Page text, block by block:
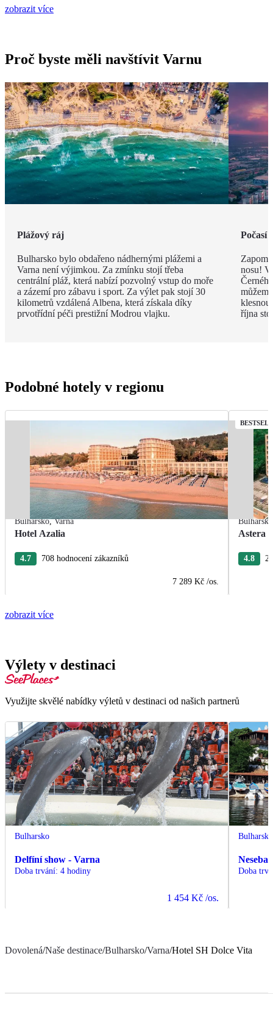
zobrazit více
Proč byste měli navštívit Varnu
Plážový ráj
Bulharsko bylo obdařeno nádhernými plážemi a
Varna není výjimkou. Za zmínku stojí třeba
centrální pláž, která nabízí pozvolný vstup do moře
a zázemí pro zábavu i sport. Za výlet pak stojí 30
kilometrů vzdálená Albena, která získala díky
prvotřídní péči prestižní Modrou vlajku.
Počasí
nosu!
října
Podobné hotely v regionu
Bulharsko,Varna
Hotel Azalia
4.7 708 hodnocení zákazníků
7 289 Kč /os.
Bulharsko
Astera
4.8
zobrazit více
Výlety v destinaci
Využijte skvělé nabídky výletů v destinaci od našich partnerů
Bulharsko
Delfíní show - Varna
Doba trvání: 4 hodiny
1 454 Kč /os.
Bulharsko
Doba
Dovolená/Naše destinace/Bulharsko/Varna/Hotel SH Dolce Vita